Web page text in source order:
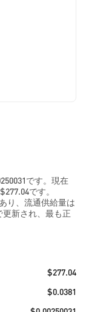
です。現在
です。
り、流通供給量は
新され、最も正
$277.04
$0.0381